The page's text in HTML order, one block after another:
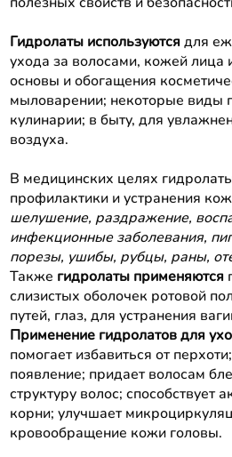
Гидролаты используютсядля
ухода за волосами, кожей лица
основы и обогащения
мыловарении; некоторые виды
кулинарии; в быту, для
воздуха.
В медицинских целях
профилактики и устранения
шелушение, раздражение,
инфекционные заболевания,
порезы, ушибы, рубцы, раны,
Также гидролаты применяются
слизистых оболочек ротовой
путей, глаз, для устранения
Применение гидролатов для
помогает избавиться от
появление; придает волосам
структуру волос; способствует
корни; улучшает
кровообращение кожи головы.